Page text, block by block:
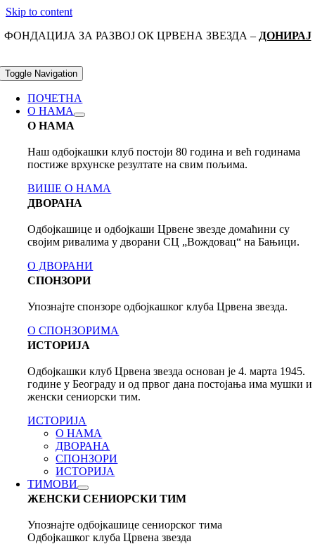
Skip to content
ФОНДАЦИЈА ЗА РАЗВОЈ ОК ЦРВЕНА ЗВЕЗДА – ДОНИРАЈ
Toggle Navigation
ПОЧЕТНА
О НАМА
О НАМА
Наш одбојкашки клуб постоји 80 годинa и већ годинама
постиже врхунске резултате на свим пољима.
ВИШЕ О НАМА
ДВОРАНА
Одбојкашице и одбојкаши Црвене звезде домаћини су
својим ривалима у дворани СЦ „Вождовац“ на Бањици.
О ДВОРАНИ
СПОНЗОРИ
Упознајте спонзоре одбојкашког клуба Црвена звезда.
О СПОНЗОРИМА
ИСТОРИЈА
Одбојкашки клуб Црвена звезда основан је 4. марта 1945.
године у Београду и од првог дана постојања има мушки и
женски сениорски тим.
ИСТОРИЈА
О НАМА
ДВОРАНА
СПОНЗОРИ
ИСТОРИЈА
ТИМОВИ
ЖЕНСКИ СЕНИОРСКИ ТИМ
Упознајте одбојкашице сениорског тима
Одбојкашког клуба Црвена звезда